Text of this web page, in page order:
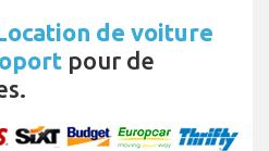
de voiture
pour de